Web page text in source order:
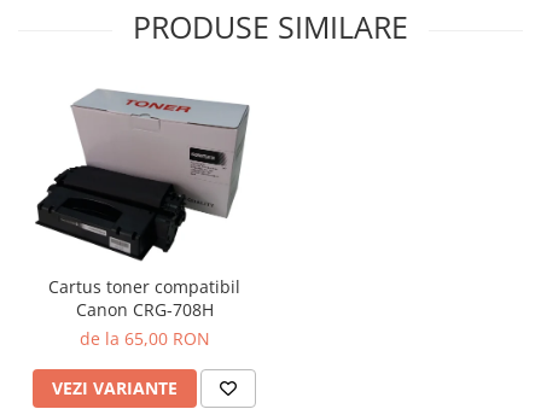
PRODUSE SIMILARE
Cartus toner compatibil
Canon CRG-708H
de la 65,00 RON
VEZI VARIANTE